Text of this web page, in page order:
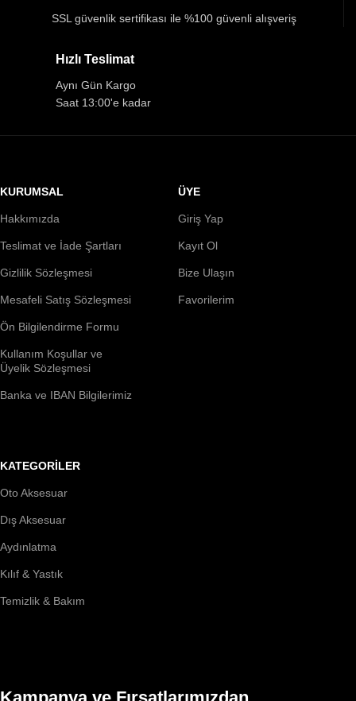
SSL güvenlik sertifikası ile %100 güvenli alışveriş
Hızlı Teslimat
Aynı Gün Kargo
Saat 13:00'e kadar
KURUMSAL
Hakkımızda
Teslimat ve İade Şartları
Gizlilik Sözleşmesi
Mesafeli Satış Sözleşmesi
Ön Bilgilendirme Formu
Kullanım Koşullar ve
Üyelik Sözleşmesi
Banka ve IBAN Bilgilerimiz
ÜYE
Giriş Yap
Kayıt Ol
Bize Ulaşın
Favorilerim
KATEGORİLER
Oto Aksesuar
Dış Aksesuar
Aydınlatma
Kılıf & Yastık
Temizlik & Bakım
Kampanya ve Fırsatlarımızdan